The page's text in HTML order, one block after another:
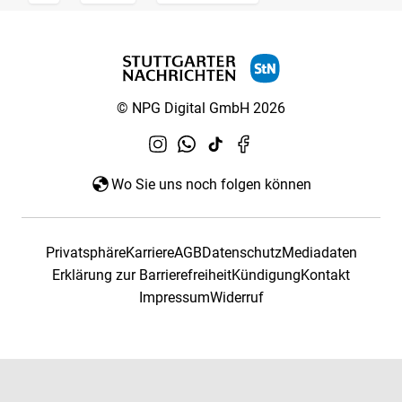
© NPG Digital GmbH 2026
Wo Sie uns noch folgen können
PrivatsphäreKarriereAGBDatenschutzMediadaten
Erklärung zur BarrierefreiheitKündigungKontakt
ImpressumWiderruf